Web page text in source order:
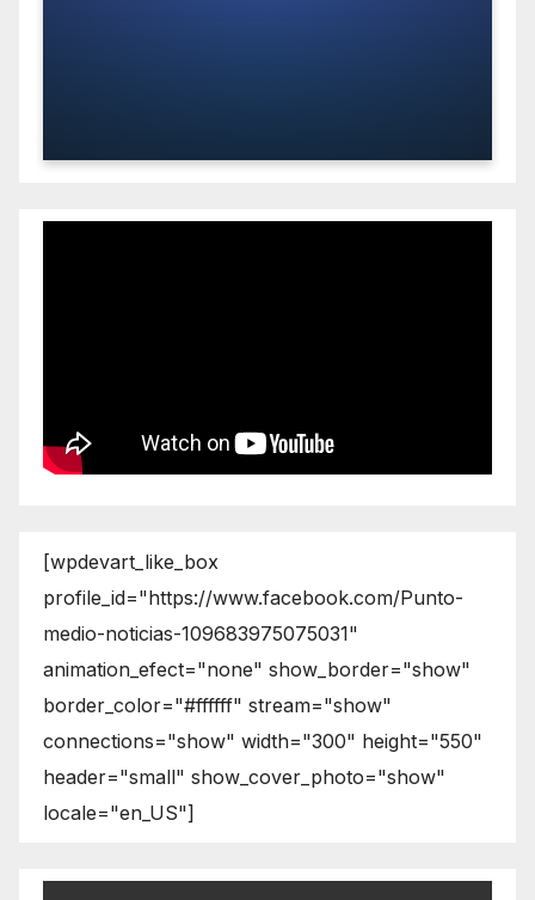
[wpdevart_like_box
profile_id="https://www.facebook.com/Punto-
medio-noticias-109683975075031"
animation_efect="none" show_border="show"
border_color="#ffffff" stream="show"
connections="show" width="300" height="550"
header="small" show_cover_photo="show"
locale="en_US"]